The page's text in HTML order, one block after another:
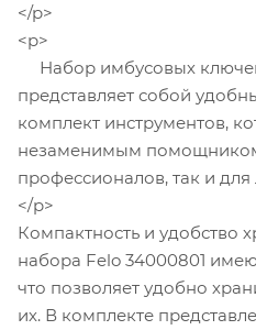
</p>
<p>
Набор имбусовых
представляет собой
комплект инструментов,
незаменимым
профессионалов, так и
</p>
Компактность и удобство
набора Felo 34000801
что позволяет удобно
их. В комплекте